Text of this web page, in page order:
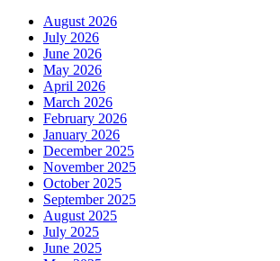
August 2026
July 2026
June 2026
May 2026
April 2026
March 2026
February 2026
January 2026
December 2025
November 2025
October 2025
September 2025
August 2025
July 2025
June 2025